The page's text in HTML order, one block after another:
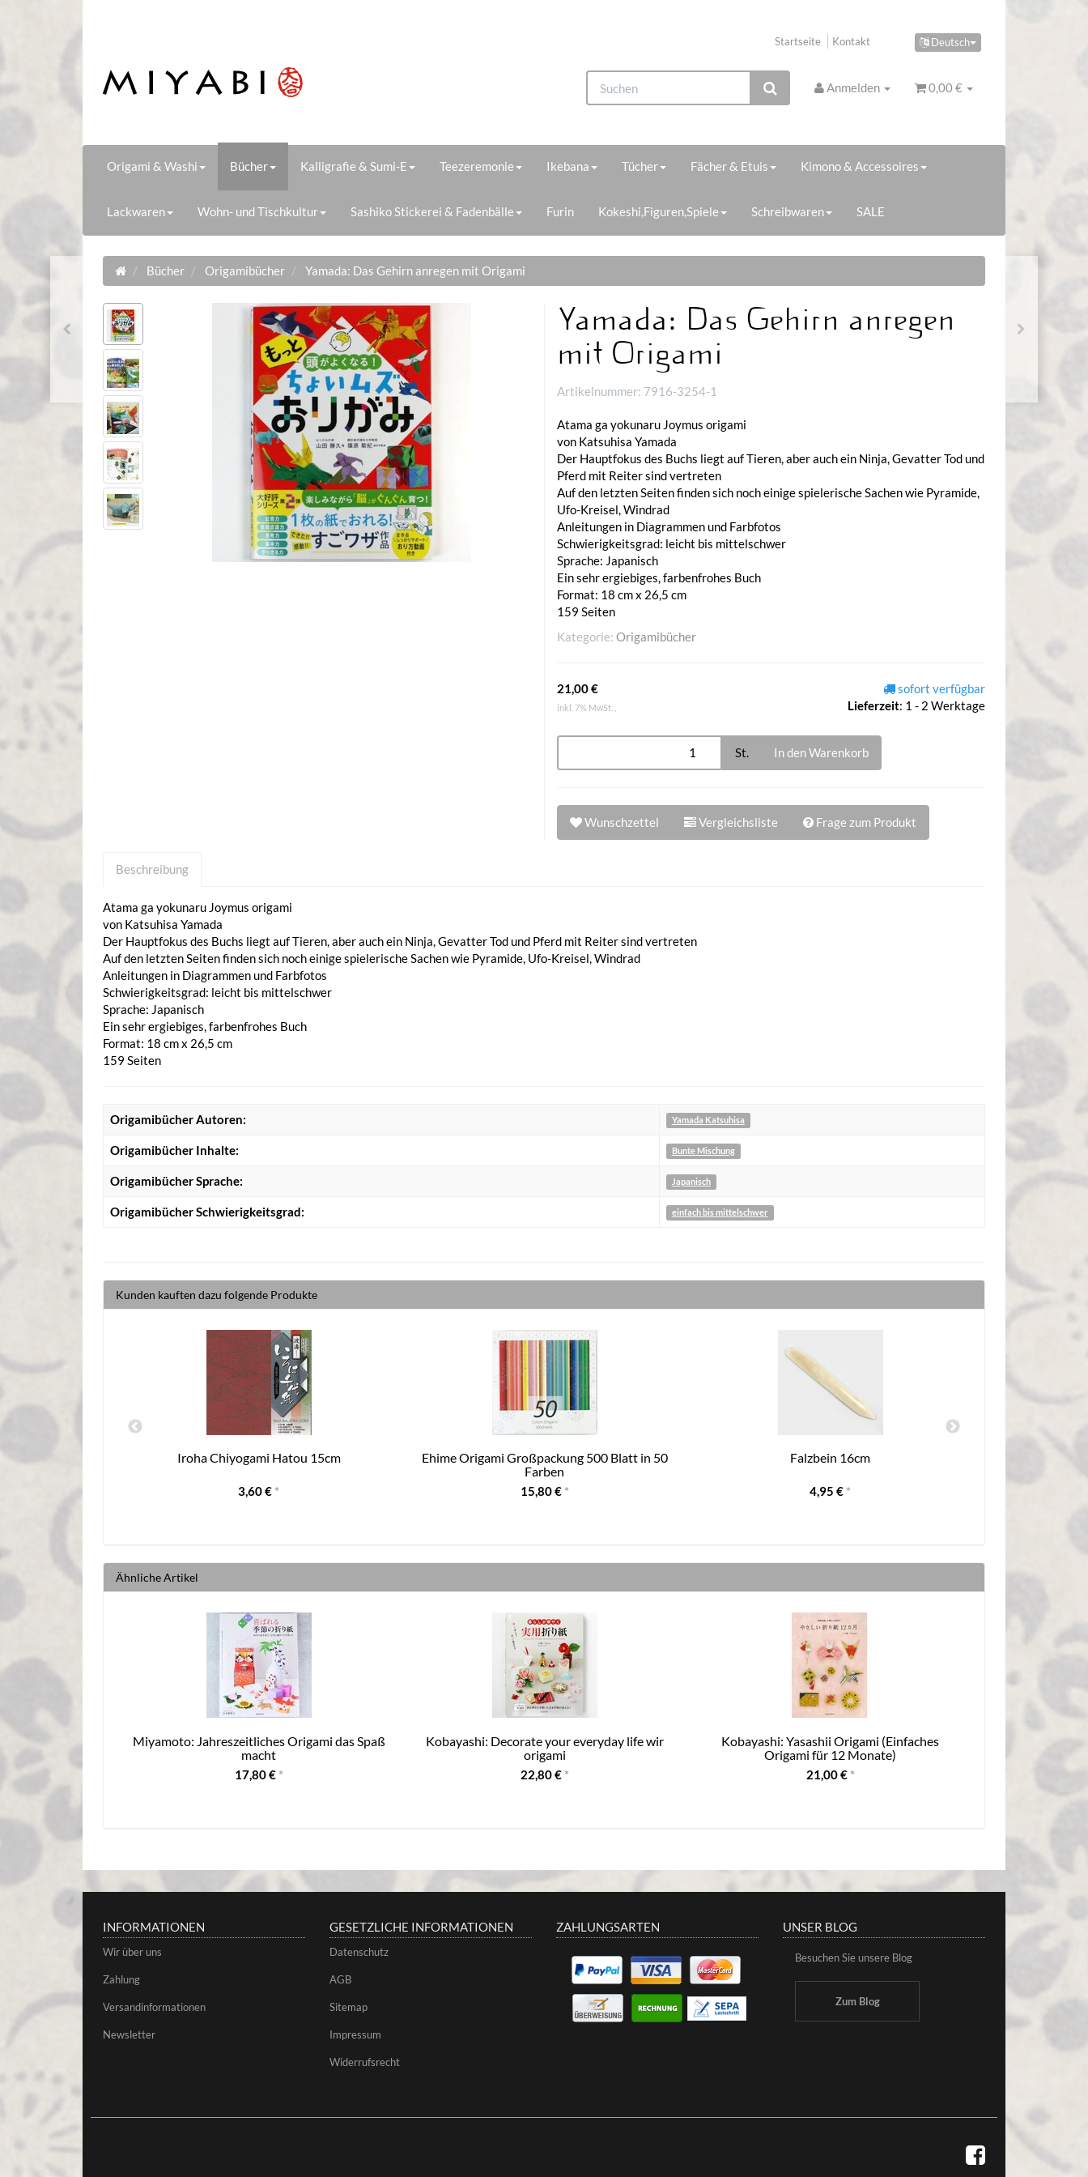
Deutsch
Startseite Kontakt
Anmelden 0,00 €
Origami & Washi Bücher Kalligrafie & Sumi-E Teezeremonie Ikebana Tücher Fächer & Etuis Kimono & Accessoires
Lackwaren Wohn- und Tischkultur Sashiko Stickerei & Fadenbälle Furin Kokeshi,Figuren,Spiele Schreibwaren SALE
Bücher Origamibücher Yamada: Das Gehirn anregen mit Origami
Yamada: Das Gehirn anregen
mit Origami
Artikelnummer: 7916-3254-1
Atama ga yokunaru Joymus origami
von Katsuhisa Yamada
Der Hauptfokus des Buchs liegt auf Tieren, aber auch ein Ninja, Gevatter Tod und
Pferd mit Reiter sind vertreten
Auf den letzten Seiten finden sich noch einige spielerische Sachen wie Pyramide,
Ufo-Kreisel, Windrad
Anleitungen in Diagrammen und Farbfotos
Schwierigkeitsgrad: leicht bis mittelschwer
Sprache: Japanisch
Ein sehr ergiebiges, farbenfrohes Buch
Format: 18 cm x 26,5 cm
159 Seiten
Kategorie: Origamibücher
21,00 €
inkl. 7% MwSt. ,
sofort verfügbar
Lieferzeit: 1 - 2 Werktage
St. In den Warenkorb
Wunschzettel Vergleichsliste Frage zum Produkt
Beschreibung
Atama ga yokunaru Joymus origami
von Katsuhisa Yamada
Der Hauptfokus des Buchs liegt auf Tieren, aber auch ein Ninja, Gevatter Tod und Pferd mit Reiter sind vertreten
Auf den letzten Seiten finden sich noch einige spielerische Sachen wie Pyramide, Ufo-Kreisel, Windrad
Anleitungen in Diagrammen und Farbfotos
Schwierigkeitsgrad: leicht bis mittelschwer
Sprache: Japanisch
Ein sehr ergiebiges, farbenfrohes Buch
Format: 18 cm x 26,5 cm
159 Seiten
Origamibücher Autoren: Yamada Katsuhisa
Origamibücher Inhalte: Bunte Mischung
Origamibücher Sprache: Japanisch
Origamibücher Schwierigkeitsgrad: einfach bis mittelschwer
Kunden kauften dazu folgende Produkte
Iroha Chiyogami Hatou 15cm
3,60 € *
Ehime Origami Großpackung 500 Blatt in 50
Farben
15,80 € *
Falzbein 16cm
4,95 € *
Ähnliche Artikel
Miyamoto: Jahreszeitliches Origami das Spaß
macht
17,80 € *
Kobayashi: Decorate your everyday life wir
origami
22,80 € *
Kobayashi: Yasashii Origami (Einfaches
Origami für 12 Monate)
21,00 € *
INFORMATIONEN
Wir über uns
Zahlung
Versandinformationen
Newsletter
GESETZLICHE INFORMATIONEN
Datenschutz
AGB
Sitemap
Impressum
Widerrufsrecht
ZAHLUNGSARTEN UNSER BLOG
Besuchen Sie unsere Blog
Zum Blog